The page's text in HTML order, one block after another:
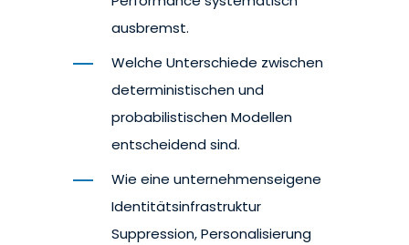
ausbremst.
Welche Unterschiede zwischen
deterministischen und
probabilistischen Modellen
entscheidend sind.
Wie eine unternehmenseigene
Identitätsinfrastruktur
Suppression, Personalisierung